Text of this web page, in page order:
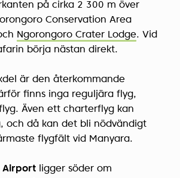
på cirka 2 300 m över
Conservation Area
Ngorongoro Crater Lodge. Vid
börja nästan direkt.
är den återkommande
finns inga reguljära flyg,
Även ett charterflyg kan
och då kan det bli nödvändigt
flygfält vid Manyara.
Airport ligger söder om